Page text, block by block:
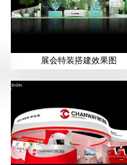
展会特装搭建效果图